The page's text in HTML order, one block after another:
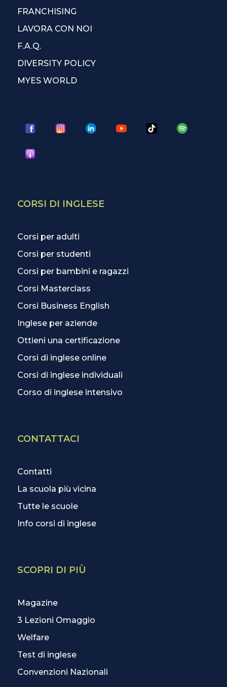
FRANCHISING
LAVORA CON NOI
F.A.Q.
DIVERSITY POLICY
MYES WORLD
CORSI DI INGLESE
Corsi per adulti
Corsi per studenti
Corsi per bambini e ragazzi
Corsi Masterclass
Corsi Business English
Inglese per aziende
Ottieni una certificazione
Corsi di inglese online
Corsi di inglese individuali
Corso di inglese intensivo
CONTATTACI
Contatti
La scuola più vicina
Tutte le scuole
Info corsi di inglese
SCOPRI DI PIÙ
Magazine
3 Lezioni Omaggio
Welfare
Test di inglese
Convenzioni Nazionali